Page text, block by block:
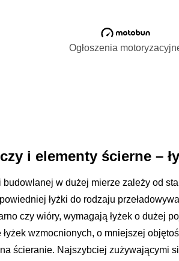
Ogłoszenia
i elementy ścierne –
budowlanej w dużej mierze zależy od
łyżki do rodzaju
czy wióry, wymagają łyżek o dużej
wzmocnionych, o mniejszej
ścieranie. Najszybciej zużywającymi